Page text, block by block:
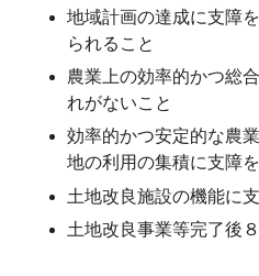
地域計画の達成に支障
られること
農業上の効率的かつ総
れがないこと
効率的かつ安定的な農
地の利用の集積に支障
土地改良施設の機能に
土地改良事業等完了後